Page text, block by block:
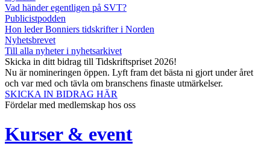
Vad händer egentligen på SVT?
Publicistpodden
Hon leder Bonniers tidskrifter i Norden
Nyhetsbrevet
Till alla nyheter i nyhetsarkivet
Skicka in ditt bidrag till Tidskriftspriset 2026!
Nu är nomineringen öppen. Lyft fram det bästa ni gjort under året
och var med och tävla om branschens finaste utmärkelser.
SKICKA IN BIDRAG HÄR
Fördelar med medlemskap hos oss
Kurser & event